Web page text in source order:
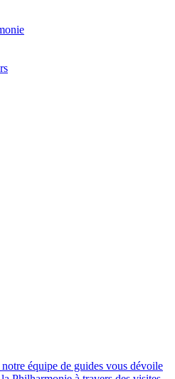
équipe de guides vous dévoile